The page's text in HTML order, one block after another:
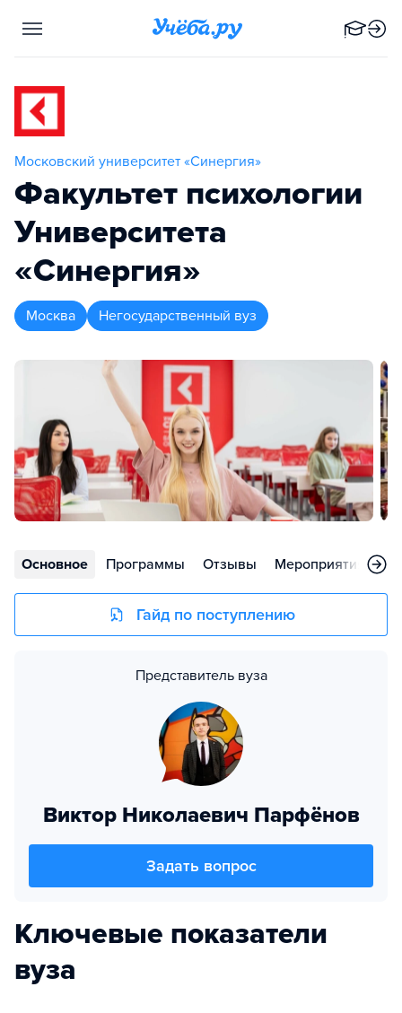
Московский университет «Синергия»
Факультет психологии
Университета
«Синергия»
Москва Негосударственный вуз
Основное Программы Отзывы Мероприятия
Гайд по поступлению
Представитель вуза
Виктор Николаевич Парфёнов
Задать вопрос
Ключевые показатели
вуза